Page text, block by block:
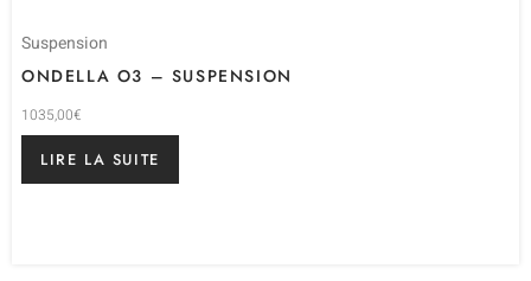
Suspension
ONDELLA O3 – SUSPENSION
1035,00€
LIRE LA SUITE